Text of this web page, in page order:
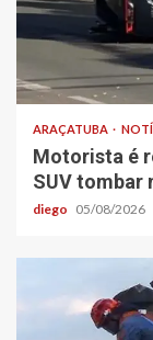
ARAÇATUBA
Motorista é
SUV tombar
diego 05/08/2026